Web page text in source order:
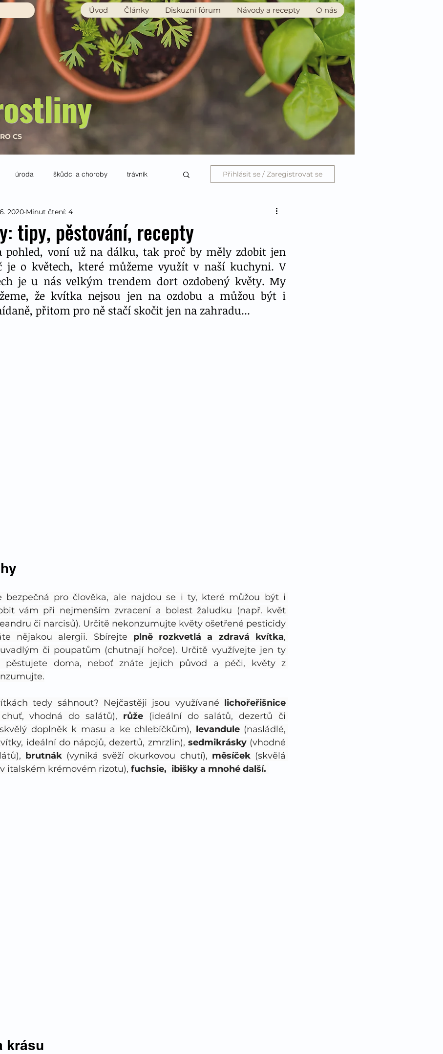
CS
Úvod Články Diskuzní fórum Návody a recepty O nás
úroda škůdci a choroby trávník Přihlásit se / Zaregistrovat se
tipy, pěstování, recepty
2020 Minut čtení: 4
pohled, voní už na dálku, tak proč by měly zdobit jen
je o květech, které můžeme využít v naší kuchyni. V
je u nás velkým trendem dort ozdobený květy. My
že kvítka nejsou jen na ozdobu a můžou být i
přitom pro ně stačí skočit jen na zahradu...
bezpečná pro člověka, ale najdou se i ty, které můžou být i
vám při nejmenším zvracení a bolest žaludku (např. květ
či narcisů). Určitě nekonzumujte květy ošetřené pesticidy
nějakou alergii. Sbírejte plně rozkvetlá a zdravá kvítka,
či poupatům (chutnají hořce). Určitě využívejte jen ty
pěstujete doma, neboť znáte jejich původ a péči, květy z
tedy sáhnout? Nejčastěji jsou využívané
vhodná do salátů), růže
(ideální do salátů, dezertů či
doplněk k masu a ke chlebíčkům), levandule (nasládlé,
ideální do nápojů, dezertů, zmrzlin), sedmikrásky (vhodné
brutnák (vyniká svěží okurkovou chutí), měsíček (skvělá
italském krémovém rizotu), fuchsie,  ibišky a mnohé další.
krásu